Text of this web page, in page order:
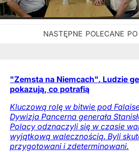
"Zemsta na Niemcach". Ludzie
pokazują, co potrafią
Kluczową rolę w bitwie pod
Dywizja Pancerna generała
Polacy odznaczyli się w czasie
wyjątkową walecznością. Byli
przygotowani i zdeterminowani.